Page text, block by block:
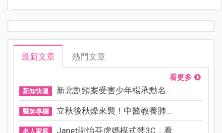
最新文章 熱門文章
看更多
新知快遞 新北割頸案受害少年楊承勳名...
醫師專欄 立秋後秋燥來襲！中醫教養肺...
名人家庭 Janet謝怡芬虎媽模式禁3C，看...